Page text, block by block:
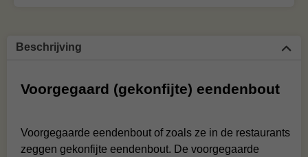
Beschrijving
Voorgegaard (gekonfijte) eendenbout
Voorgegaarde eendenbout of zoals ze in de restaurants
zeggen gekonfijte eendenbout. De voorgegaarde